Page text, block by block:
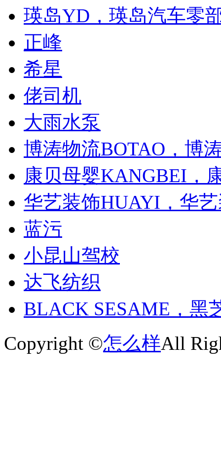
瑛岛YD，瑛岛汽车零
正峰
希星
佬司机
大雨水泵
博涛物流BOTAO，博
康贝母婴KANGBEI，
华艺装饰HUAYI，华
蓝污
小昆山驾校
达飞纺织
BLACK SESAME，黑
Copyright ©怎么样All